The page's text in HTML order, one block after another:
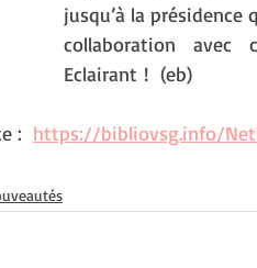
jusqu’à la présidence
collaboration avec
Eclairant !  (eb)
: https://bibliovsg.info/